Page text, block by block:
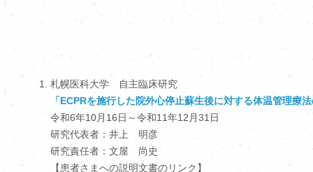
札幌医科大学 自主臨床研究
「ECPRを施行した院外心停止蘇生後に対する体温管理
令和6年10月16日～令和11年12月31日
研究代表者：井上 明彦
研究責任者：文屋 尚史
【患者さまへの説明文書のリンク】